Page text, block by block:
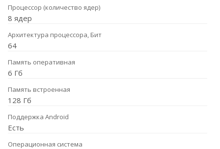
Процессор (количество ядер)
8 ядер
Архитектура процессора, Бит
64
Память оперативная
6 Гб
Память встроенная
128 Гб
Поддержка Android
Есть
Операционная система